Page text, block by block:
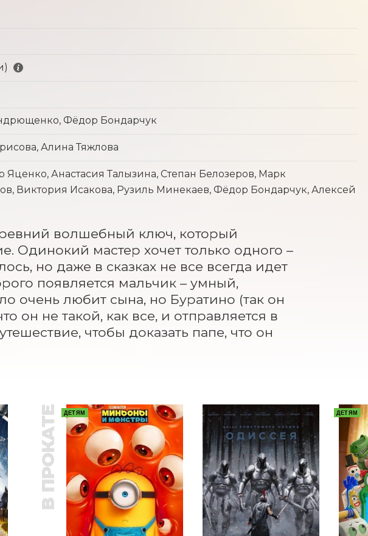
Фёдор Бондарчук
Алина Тяжлова
Анастасия Талызина, Степан Белозеров, Марк
Виктория Исакова, Рузиль Минекаев, Фёдор Бондарчук, Алексей
волшебный ключ, который
Одинокий мастер хочет только одного –
но даже в сказках не все всегда идет
появляется мальчик – умный,
очень любит сына, но Буратино (так он
он не такой, как все, и отправляется в
чтобы доказать папе, что он
В ПРОКАТЕ ДЕТЯМ ДЕТЯМ